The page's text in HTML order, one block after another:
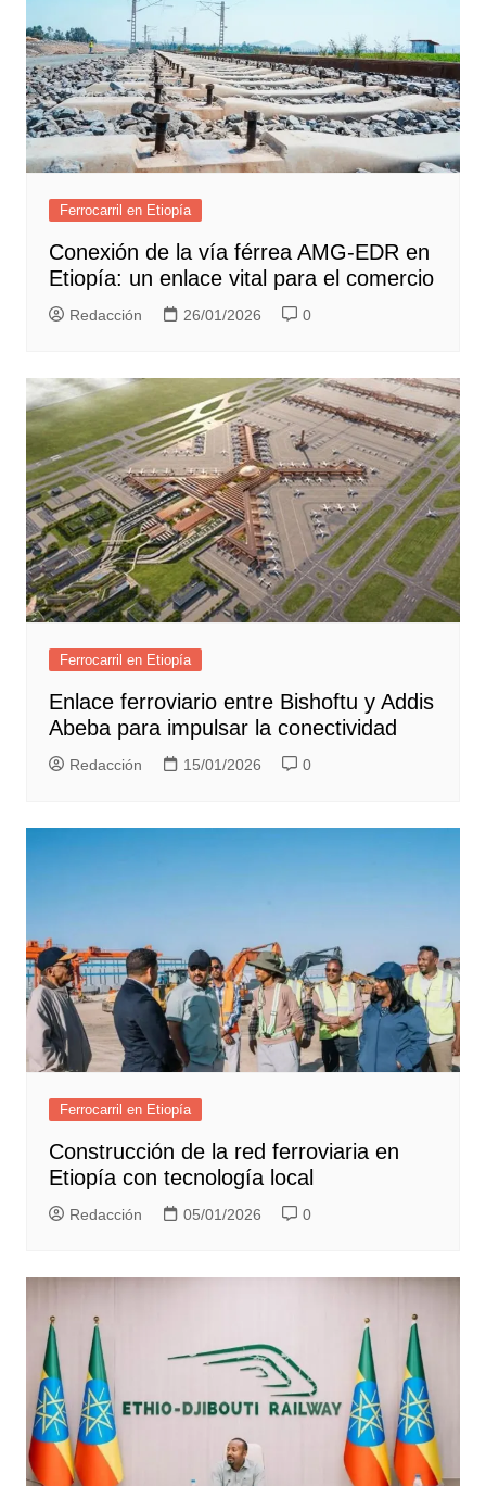
Ferrocarril en Etiopía
Conexión de la vía férrea AMG-EDR en
Etiopía: un enlace vital para el comercio
Redacción 26/01/2026 0
Ferrocarril en Etiopía
Enlace ferroviario entre Bishoftu y Addis
Abeba para impulsar la conectividad
Redacción 15/01/2026 0
Ferrocarril en Etiopía
Construcción de la red ferroviaria en
Etiopía con tecnología local
Redacción 05/01/2026 0